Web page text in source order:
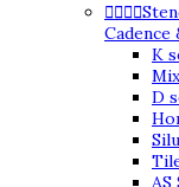

Cadence
K
D
AS